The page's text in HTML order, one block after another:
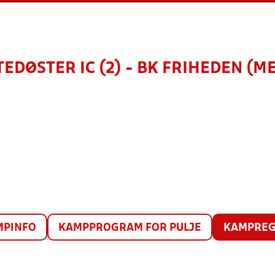
IC (2) - BK FRIHEDEN
KAMPPROGRAM FOR PULJE